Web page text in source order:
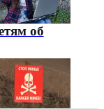
об